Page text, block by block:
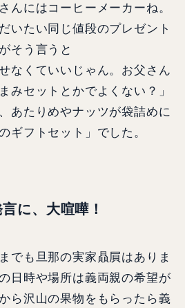
んにはコーヒーメーカーね。
いたい同じ値段のプレゼント
そう言うと
なくていいじゃん。お父さん
みセットとかでよくない？」
あたりめやナッツが袋詰めに
ギフトセット」でした。
に、大喧嘩！
でも旦那の実家贔屓はありま
日時や場所は義両親の希望が
ら沢山の果物をもらったら義